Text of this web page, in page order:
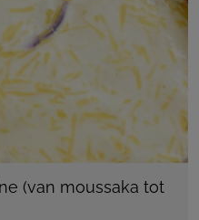
(van moussaka tot